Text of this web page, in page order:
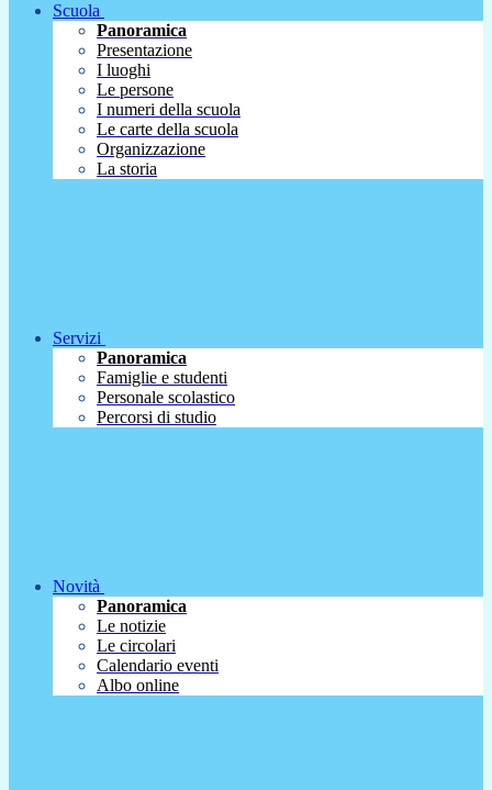
Scuola
Panoramica
Presentazione
I luoghi
Le persone
I numeri della scuola
Le carte della scuola
Organizzazione
La storia
Servizi
Panoramica
Famiglie e studenti
Personale scolastico
Percorsi di studio
Novità
Panoramica
Le notizie
Le circolari
Calendario eventi
Albo online